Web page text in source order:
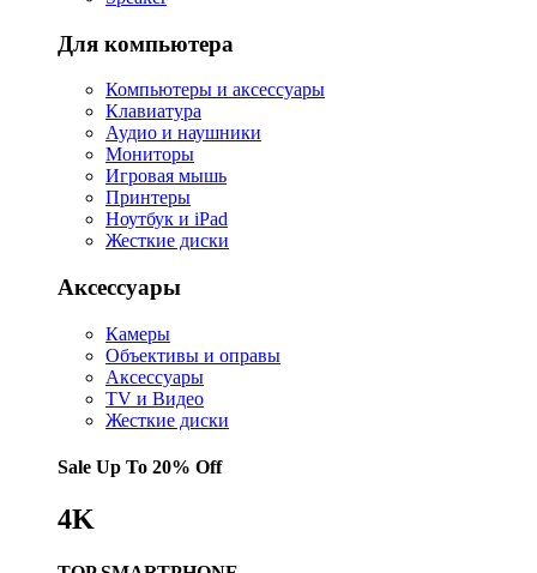
Для компьютера
Компьютеры и аксессуары
Клавиатура
Аудио и наушники
Мониторы
Игровая мышь
Принтеры
Ноутбук и iPad
Жесткие диски
Аксессуары
Камеры
Объективы и оправы
Аксессуары
TV и Видео
Жесткие диски
Sale Up To 20% Off
4K